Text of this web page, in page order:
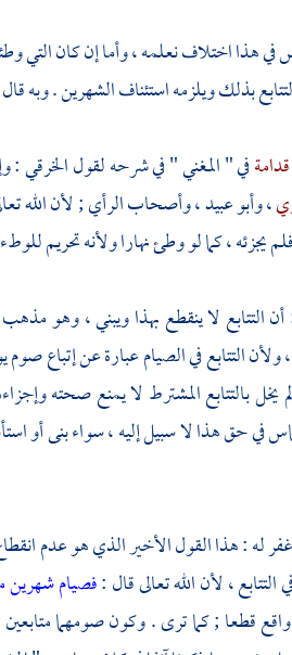
هذا اختلاف نعلمه ، وأما إن كان التي
بذلك ويلزمه استئناف الشهرين . وبه قال
في " المغني " في شرحه لقولالخرقي:
،وأبو عبيد، وأصحاب الرأي ; لأن الله
يجزئه ، كما لو وطئ نهارا ولأنه تحريم
التتابع لا ينقطع بهذا ويبني ، وهو مذهب
التتابع في الصيام عبارة عن إتباع
لم يخل بالتتابع المشترط لا يمنع صحته
في حق هذا لا سبيل إليه ، سواء بنى
له : هذا القول الأخير الذي هو عدم
، لأن الله تعالى قال :فصيام شهرين
قطعا ; كما ترى . وكون صومهما